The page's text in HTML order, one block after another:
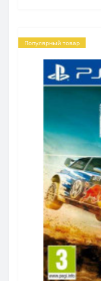
Популярный товар